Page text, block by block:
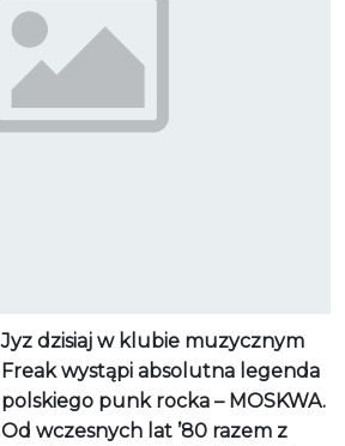
Jyz dzisiaj w klubie muzycznym
Freak wystąpi absolutna legenda
polskiego punk rocka – MOSKWA.
Od wczesnych lat ’80 razem z